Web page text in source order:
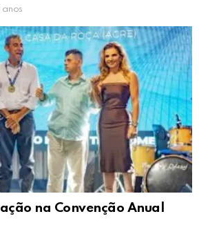
anos
na Convenção Anual